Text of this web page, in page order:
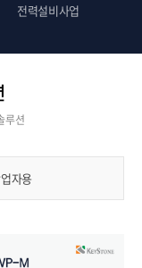
전력설비사업
루션
자용